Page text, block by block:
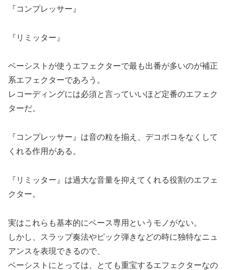
『コンプレッサー』
『リミッター』
ベーシストが使うエフェクターで最も出番が多いのが補正
系エフェクターであろう。
レコーディングには必須と言っていいほど定番のエフェク
ターだ。
『コンプレッサー』は音の粒を揃え、デコボコをなくして
くれる作用がある。
『リミッター』は過大な音量を抑えてくれる役割のエフェ
クター。
実はこれらも基本的にベース専用というモノがない。
しかし、スラップ奏法やピック弾きなどの時に独特なニュ
アンスを表現できるので、
ベーシストにとっては、とても重宝するエフェクターなの